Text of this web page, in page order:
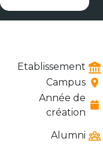
Etablissement
Campus
Année de
création
Alumni